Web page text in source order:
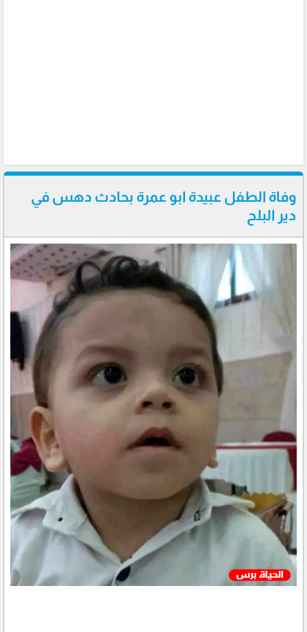
وفاة الطفل عبيدة ابو عمرة بحادث دهس في
دير البلح